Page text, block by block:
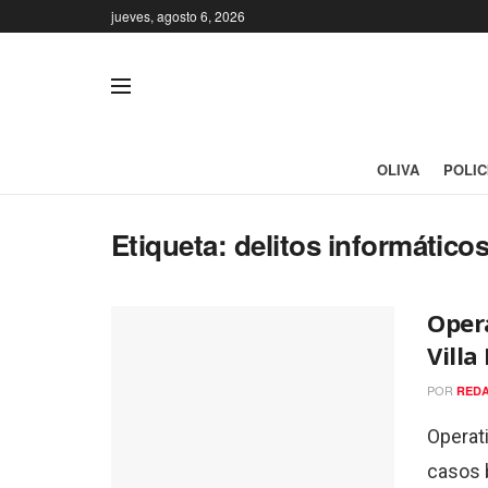
jueves, agosto 6, 2026
OLIVA
Etiqueta: delitos
Villa
POR
casos